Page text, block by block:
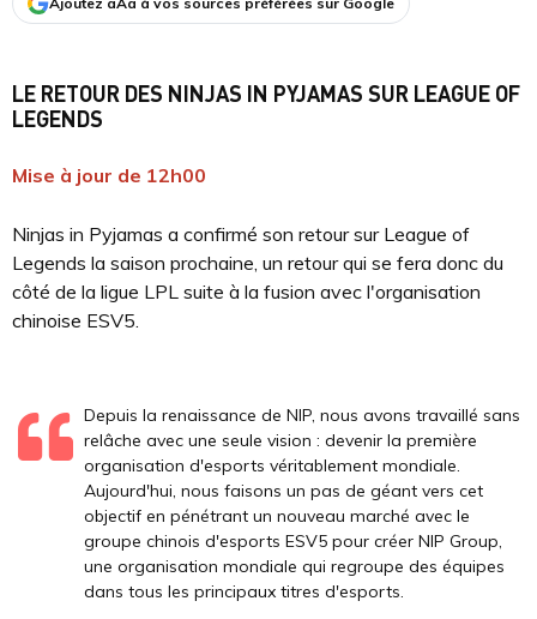
LE RETOUR DES NINJAS IN PYJAMAS SUR LEAGUE OF
LEGENDS
Mise à jour de 12h00
Ninjas in Pyjamas a confirmé son retour sur League of
Legends la saison prochaine, un retour qui se fera donc du
côté de la ligue LPL suite à la fusion avec l'organisation
chinoise ESV5.
Depuis la renaissance de NIP, nous avons travaillé sans
relâche avec une seule vision : devenir la première
organisation d'esports véritablement mondiale.
Aujourd'hui, nous faisons un pas de géant vers cet
objectif en pénétrant un nouveau marché avec le
groupe chinois d'esports ESV5 pour créer NIP Group,
une organisation mondiale qui regroupe des équipes
dans tous les principaux titres d'esports.